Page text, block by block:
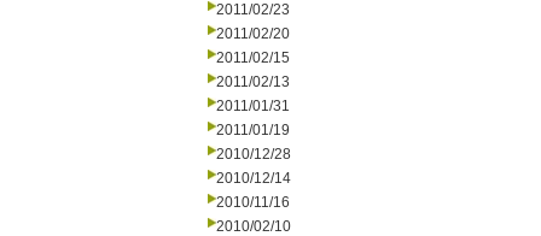
2011/02/23
2011/02/20
2011/02/15
2011/02/13
2011/01/31
2011/01/19
2010/12/28
2010/12/14
2010/11/16
2010/02/10